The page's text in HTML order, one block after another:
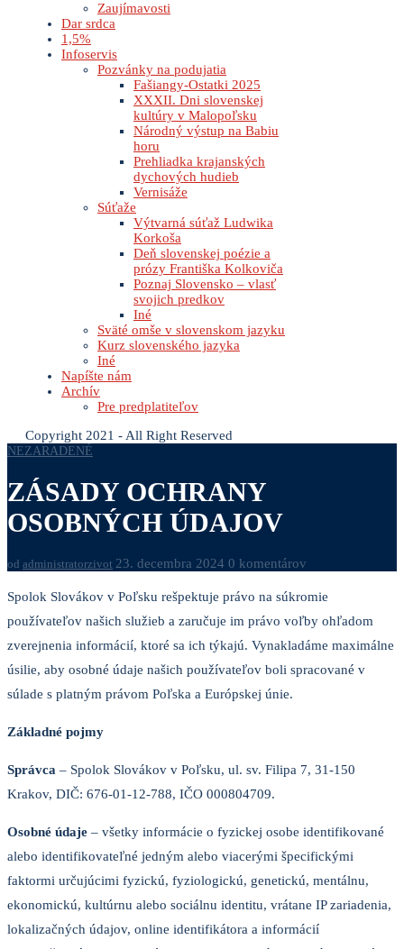
Zaujímavosti
Dar srdca
1,5%
Infoservis
Pozvánky na podujatia
Fašiangy-Ostatki 2025
XXXII. Dni slovenskej
kultúry v Malopoľsku
Národný výstup na Babiu
horu
Prehliadka krajanských
dychových hudieb
Vernisáže
Súťaže
Výtvarná súťaž Ludwika
Korkoša
Deň slovenskej poézie a
prózy Františka Kolkoviča
Poznaj Slovensko – vlasť
svojich predkov
Iné
Sväté omše v slovenskom jazyku
Kurz slovenského jazyka
Iné
Napíšte nám
Archív
Pre predplatiteľov
Copyright 2021 - All Right Reserved
NEZARADENÉ
ZÁSADY OCHRANY
OSOBNÝCH ÚDAJOV
od administratorzivot 23. decembra 2024 0 komentárov
Spolok Slovákov v Poľsku rešpektuje právo na súkromie
používateľov našich služieb a zaručuje im právo voľby ohľadom
zverejnenia informácií, ktoré sa ich týkajú. Vynakladáme maximálne
úsilie, aby osobné údaje našich používateľov boli spracované v
súlade s platným právom Poľska a Európskej únie.
Základné pojmy
Správca – Spolok Slovákov v Poľsku, ul. sv. Filipa 7, 31-150
Krakov, DIČ: 676-01-12-788, IČO 000804709.
Osobné údaje – všetky informácie o fyzickej osobe identifikované
alebo identifikovateľné jedným alebo viacerými špecifickými
faktormi určujúcimi fyzickú, fyziologickú, genetickú, mentálnu,
ekonomickú, kultúrnu alebo sociálnu identitu, vrátane IP zariadenia,
lokalizačných údajov, online identifikátora a informácií